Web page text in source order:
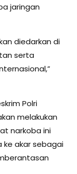
jaringan
diedarkan di
serta
Polri
melakukan
narkoba ini
ke akar sebagai